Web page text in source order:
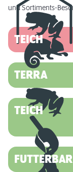
und Sortiments-
TEICH
TERRA
TEICH
FUTTERBAR